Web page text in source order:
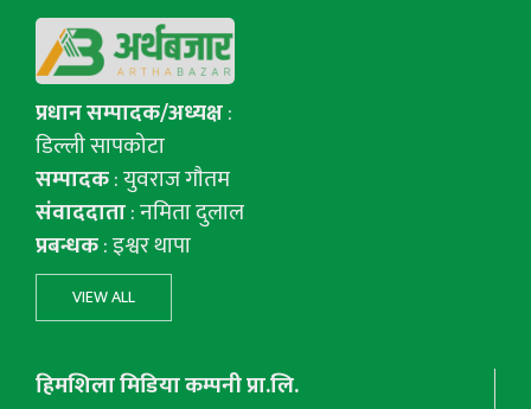
प्रधान सम्पादक/अध्यक्ष:
डिल्ली सापकोटा
सम्पादक: युवराज गाैतम
संवाददाता: नमिता दुलाल
प्रबन्धक: इश्वर थापा
VIEW ALL
हिमशिला मिडिया कम्पनी प्रा.लि.